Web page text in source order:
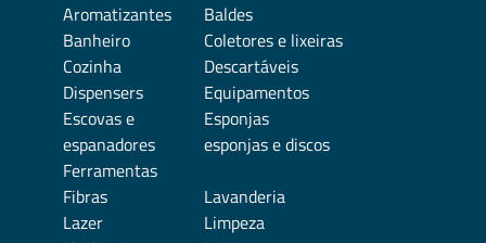
Aromatizantes
Baldes
Banheiro
Coletores e lixeiras
Cozinha
Descartáveis
Dispensers
Equipamentos
Escovas e
espanadores
Esponjas
esponjas e discos
Ferramentas
Fibras
Lavanderia
Lazer
Limpeza